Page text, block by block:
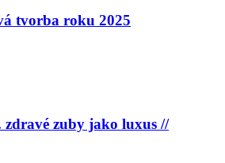
tvorba roku 2025
zuby jako luxus //